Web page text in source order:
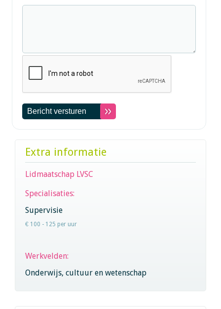
Extra informatie
Lidmaatschap LVSC
Specialisaties:
Supervisie
€ 100 - 125 per uur
Werkvelden:
Onderwijs, cultuur en wetenschap